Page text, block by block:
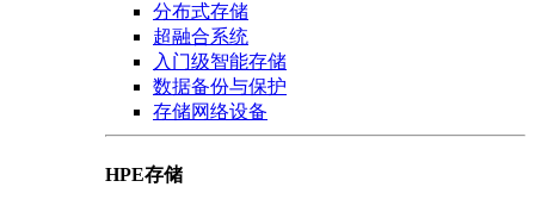
分布式存储
超融合系统
入门级智能存储
数据备份与保护
存储网络设备
HPE存储